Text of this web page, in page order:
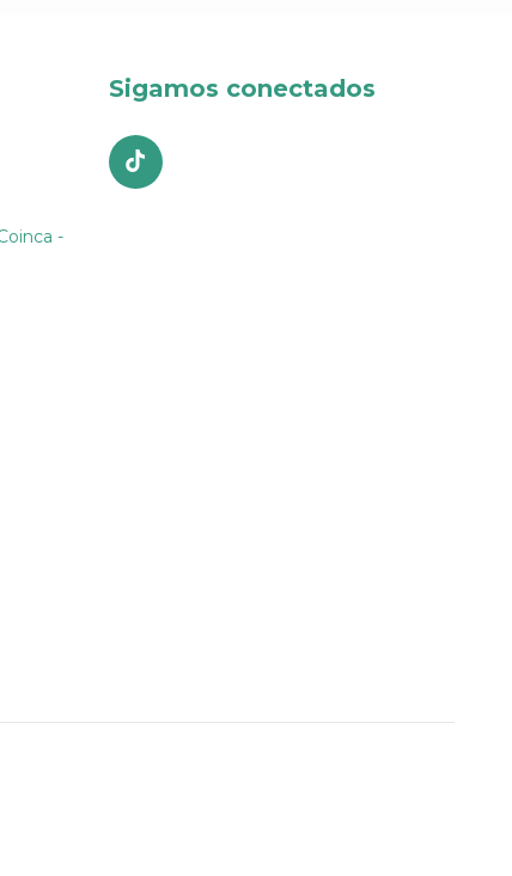
-
Sigamos conectados